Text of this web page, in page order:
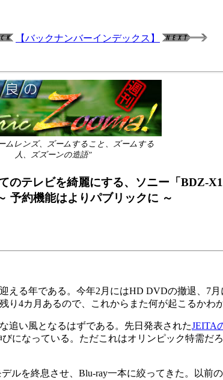
【バックナンバーインデックス】
ムレンズ、ズームすること、ズームする
人、ズズーンの造語”
のテレビを綺麗にする、ソニー「BDZ-
予約機能はよりパブリックに ～
る年である。今年2月にはHD DVDの撤退、7月
4カ月あるので、これからまた何が起こるかわ
追い風となるはずである。先日発表されたJEITA
になっている。ただこれはオリンピック特需だ
を終息させ、Blu-ray一本に絞ってきた。以前